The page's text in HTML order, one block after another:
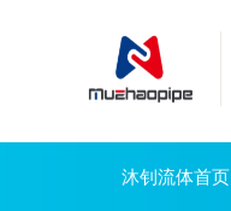
沐钊流体首页